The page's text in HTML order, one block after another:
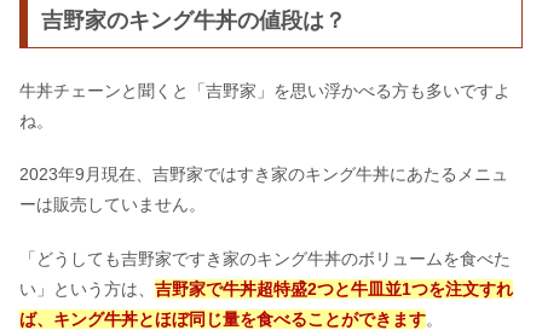
吉野家のキング牛丼の値段は？
牛丼チェーンと聞くと「吉野家」を思い浮かべる方も多いですよ
ね。
2023年9月現在、吉野家ではすき家のキング牛丼にあたるメニュ
ーは販売していません。
「どうしても吉野家ですき家のキング牛丼のボリュームを食べた
い」という方は、 吉野家で牛丼超特盛2つと牛皿並1つを注文すれ
ば、キング牛丼とほぼ同じ量を食べることができます。